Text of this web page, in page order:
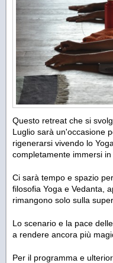
Questo retreat che si
Luglio sarà un'occasione
rigenerarsi vivendo lo
completamente immersi
Ci sarà tempo e spazio
filosofia Yoga e Vedanta,
rimangono solo sulla
Lo scenario e la pace
a rendere ancora più
Per il programma e